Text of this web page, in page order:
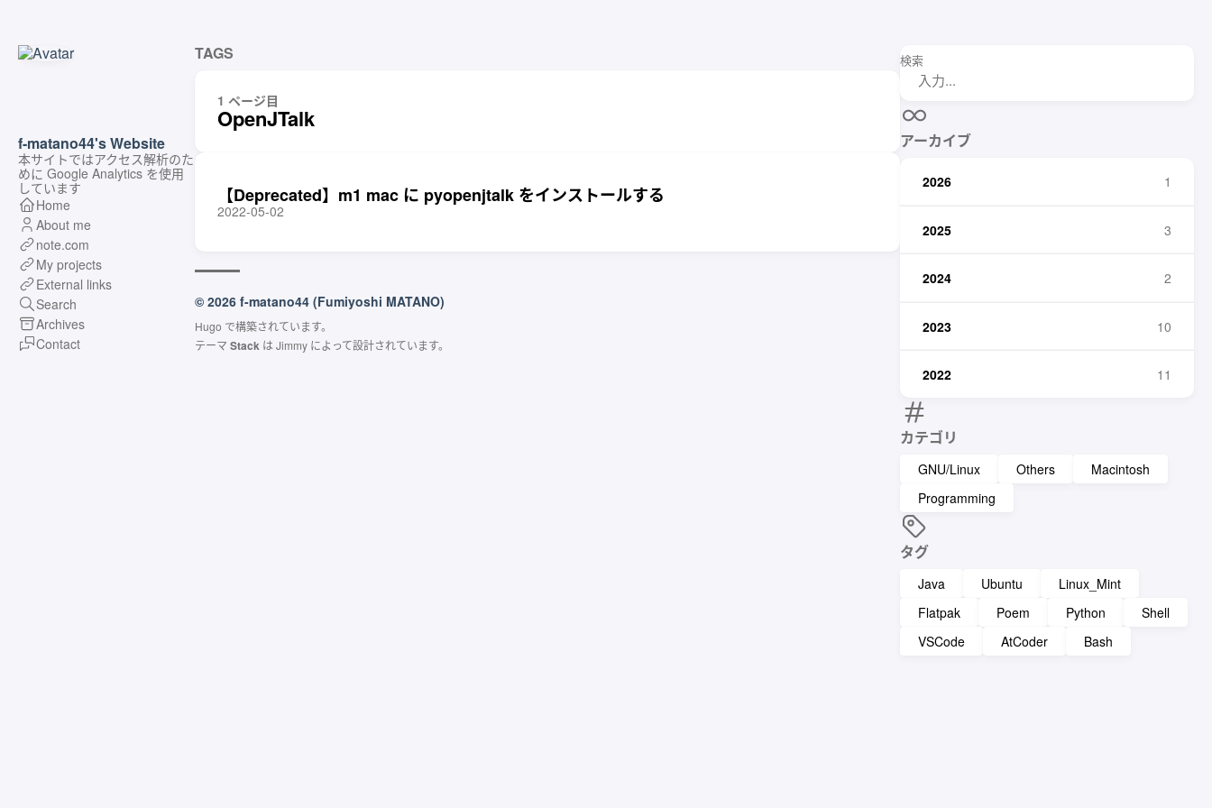
f-matano44's Website
本サイトではアクセス解析のた
めに Google Analytics を使用
しています
Home
About me
note.com
My projects
External links
Search
Archives
Contact
検索
アーカイブ
2026 1
2025 3
2024 2
2023 10
2022 11
カテゴリ
GNU/Linux Others
Macintosh
Programming
タグ
Java Ubuntu
Linux_Mint
Flatpak
Poem Python
Shell
VSCode
AtCoder Bash
TAGS
1 ページ目
OpenJTalk
【Deprecated】m1 mac に pyopenjtalk をインストールする
2022-05-02
© 2026 f-matano44 (Fumiyoshi MATANO)
Hugo で構築されています。
テーマ Stack はJimmyによって設計されています。